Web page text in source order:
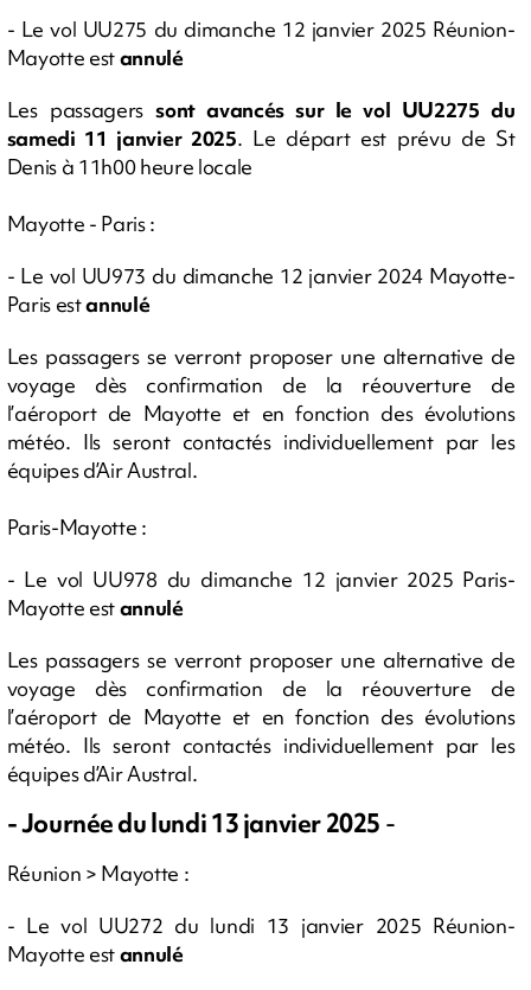
- Le vol UU275 du dimanche 12 janvier 2025 Réunion-
Mayotte estannulé
Les passagerssont avancés sur le vol UU2275 du
samedi 11 janvier 2025. Le départ est prévu de St
Denis à 11h00 heure locale
Mayotte - Paris :
- Le vol UU973 du dimanche 12 janvier 2024 Mayotte-
Paris estannulé
Les passagers se verront proposer une alternative de
voyage dès confirmation de la réouverture de
l’aéroport de Mayotte et en fonction des évolutions
météo. Ils seront contactés individuellement par les
équipes d’Air Austral.
Paris-Mayotte :
- Le vol UU978 du dimanche 12 janvier 2025 Paris-
Mayotte estannulé
Les passagers se verront proposer une alternative de
voyage dès confirmation de la réouverture de
l’aéroport de Mayotte et en fonction des évolutions
météo. Ils seront contactés individuellement par les
équipes d’Air Austral.
- Journée du lundi 13 janvier 2025 -
Réunion > Mayotte :
- Le vol UU272 du lundi 13 janvier 2025 Réunion-
Mayotte estannulé